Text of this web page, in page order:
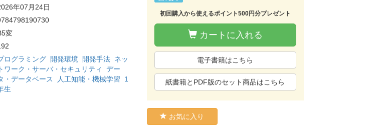
年07月24日
変
ログラミング 開発環境 開発手法 ネッ
トワーク・サーバ・セキュリティ
デー
・データベース
人工知能・機械学習
1
生
初回購入から使えるポイント500円分プレゼント
カートに入れる
電子書籍はこちら
紙書籍とPDF版のセット商品はこちら
お気に入り